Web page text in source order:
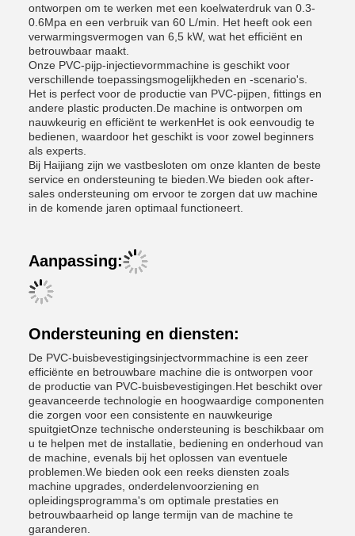
ontworpen om te werken met een koelwaterdruk van 0.3-
0.6Mpa en een verbruik van 60 L/min. Het heeft ook een
verwarmingsvermogen van 6,5 kW, wat het efficiënt en
betrouwbaar maakt.
Onze PVC-pijp-injectievormmachine is geschikt voor
verschillende toepassingsmogelijkheden en -scenario's.
Het is perfect voor de productie van PVC-pijpen, fittings en
andere plastic producten.De machine is ontworpen om
nauwkeurig en efficiënt te werkenHet is ook eenvoudig te
bedienen, waardoor het geschikt is voor zowel beginners
als experts.
Bij Haijiang zijn we vastbesloten om onze klanten de beste
service en ondersteuning te bieden.We bieden ook after-
sales ondersteuning om ervoor te zorgen dat uw machine
in de komende jaren optimaal functioneert.
Aanpassing:
Ondersteuning en diensten:
De PVC-buisbevestigingsinjectvormmachine is een zeer
efficiënte en betrouwbare machine die is ontworpen voor
de productie van PVC-buisbevestigingen.Het beschikt over
geavanceerde technologie en hoogwaardige componenten
die zorgen voor een consistente en nauwkeurige
spuitgietOnze technische ondersteuning is beschikbaar om
u te helpen met de installatie, bediening en onderhoud van
de machine, evenals bij het oplossen van eventuele
problemen.We bieden ook een reeks diensten zoals
machine upgrades, onderdelenvoorziening en
opleidingsprogramma's om optimale prestaties en
betrouwbaarheid op lange termijn van de machine te
garanderen.